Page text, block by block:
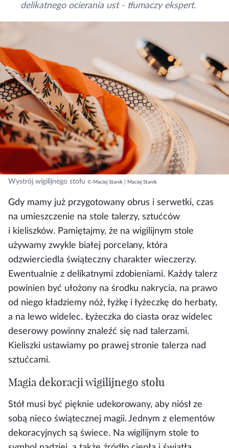
delikatnego ocierania ust - tłumaczy ekspert.
Wystrój wigilijnego stołu © Maciej Stanik | Maciej Stanik
Gdy mamy już przygotowany obrus i serwetki, czas
na umieszczenie na stole talerzy, sztućców
i kieliszków. Pamiętajmy, że na wigilijnym stole
używamy zwykle białej porcelany, która
odzwierciedla świąteczny charakter wieczerzy.
Ewentualnie z delikatnymi zdobieniami. Każdy talerz
powinien być ułożony na środku nakrycia, na prawo
od niego kładziemy nóż, łyżkę i łyżeczkę do herbaty,
a na lewo widelec. Łyżeczka do ciasta oraz widelec
deserowy powinny znaleźć się nad talerzami.
Kieliszki ustawiamy po prawej stronie talerza nad
sztućcami.
Magia dekoracji wigilijnego stołu
Stół musi być pięknie udekorowany, aby niósł ze
sobą nieco świątecznej magii. Jednym z elementów
dekoracyjnych są świece. Na wigilijnym stole to